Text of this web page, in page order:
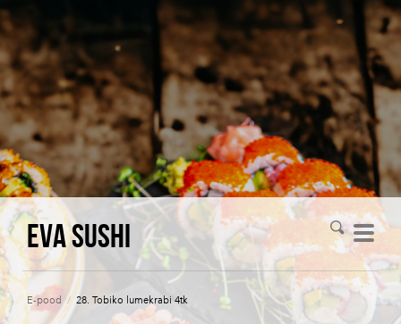
Eva Sushi
E-pood / 28. Tobiko lumekrabi 4tk